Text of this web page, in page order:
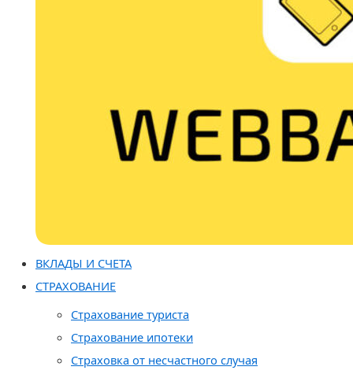
ВКЛАДЫ И СЧЕТА
СТРАХОВАНИЕ
Страхование туриста
Страхование ипотеки
Страховка от несчастного случая